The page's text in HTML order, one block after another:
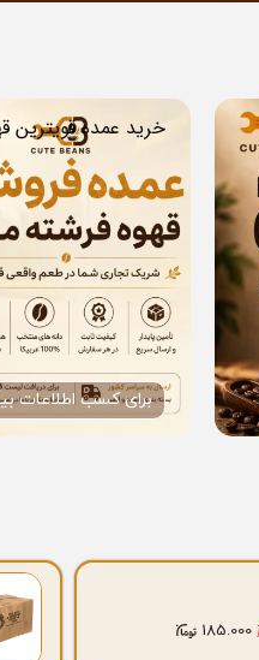
خرید عمده قویترین
برای کسب اطلاعات
185.000